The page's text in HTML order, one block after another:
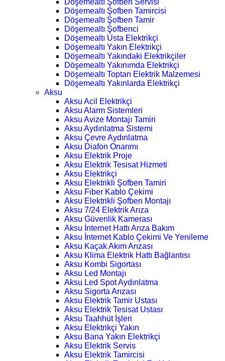
Döşemealtı Şofben Servisi
Döşemealtı Şofben Tamircisi
Döşemealtı Şofben Tamir
Döşemealtı Şofbenci
Döşemealtı Usta Elektrikçi
Döşemealtı Yakın Elektrikçi
Döşemealtı Yakındaki Elektrikçiler
Döşemealtı Yakınımda Elektrikçi
Döşemealtı Toptan Elektrik Malzemesi
Döşemealtı Yakınlarda Elektrikçi
Aksu
Aksu Acil Elektrikçi
Aksu Alarm Sistemleri
Aksu Avize Montajı Tamiri
Aksu Aydınlatma Sistemi
Aksu Çevre Aydınlatma
Aksu Diafon Onarımı
Aksu Elektrik Proje
Aksu Elektrik Tesisat Hizmeti
Aksu Elektrikçi
Aksu Elektrikli Şofben Tamiri
Aksu Fiber Kablo Çekimi
Aksu Elektrikli Şofben Montajı
Aksu 7/24 Elektrik Arıza
Aksu Güvenlik Kamerası
Aksu İnternet Hattı Arıza Bakım
Aksu İnternet Kablo Çekimi Ve Yenileme
Aksu Kaçak Akım Arızası
Aksu Klima Elektrik Hattı Bağlantısı
Aksu Kombi Sigortası
Aksu Led Montajı
Aksu Led Spot Aydınlatma
Aksu Sigorta Arızası
Aksu Elektrik Tamir Ustası
Aksu Elektrik Tesisat Ustası
Aksu Taahhüt İşleri
Aksu Elektrikçi Yakın
Aksu Bana Yakın Elektrikçi
Aksu Elektrik Servis
Aksu Elektrik Tamircisi